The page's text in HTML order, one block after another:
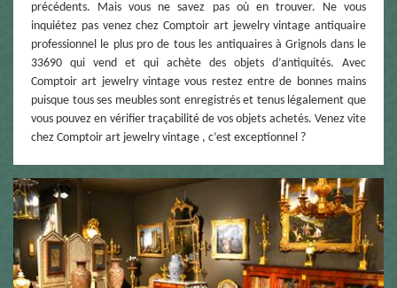
précédents. Mais vous ne savez pas où en trouver. Ne vous
inquiétez pas venez chez Comptoir art jewelry vintage antiquaire
professionnel le plus pro de tous les antiquaires à Grignols dans le
33690 qui vend et qui achète des objets d’antiquités. Avec
Comptoir art jewelry vintage vous restez entre de bonnes mains
puisque tous ses meubles sont enregistrés et tenus légalement que
vous pouvez en vérifier traçabilité de vos objets achetés. Venez vite
chez Comptoir art jewelry vintage , c’est exceptionnel ?